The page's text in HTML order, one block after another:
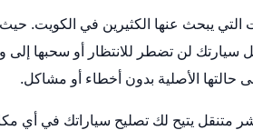
يبحث عنها الكثيرين في الكويت. حيث
سيارتك لن تضطر للانتظار أو سحبها إلى
حالتها الأصلية بدون أخطاء أو مشاكل.
متنقل يتيح لك تصليح سياراتك في أي